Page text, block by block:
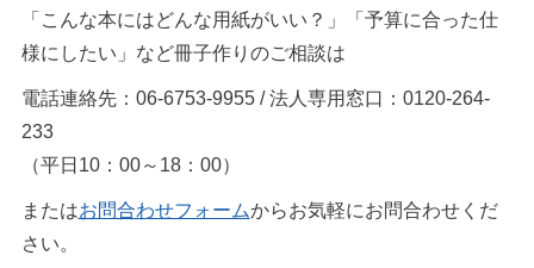
「こんな本にはどんな用紙がいい？」「予算に合った仕
様にしたい」など冊子作りのご相談は
電話連絡先：06-6753-9955 / 法人専用窓口：0120-264-
233
（平日10：00～18：00）
またはお問合わせフォームからお気軽にお問合わせくだ
さい。